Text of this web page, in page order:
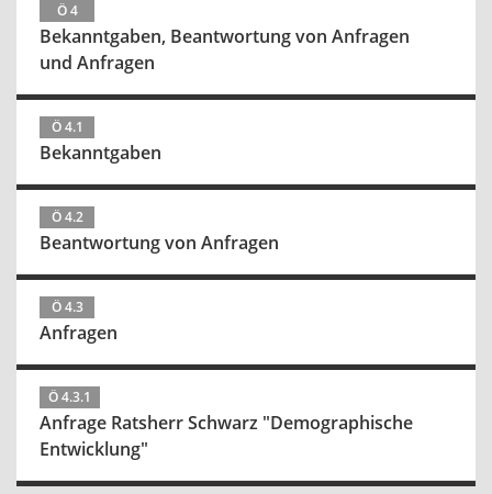
Ö 4
Bekanntgaben, Beantwortung von Anfragen
und Anfragen
Ö 4.1
Bekanntgaben
Ö 4.2
Beantwortung von Anfragen
Ö 4.3
Anfragen
Ö 4.3.1
Anfrage Ratsherr Schwarz "Demographische
Entwicklung"